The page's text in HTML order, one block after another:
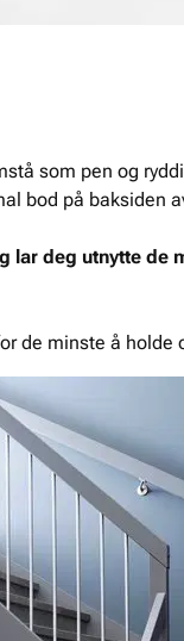
som pen og
bod på baksiden
lar deg utnytte de
de minste å